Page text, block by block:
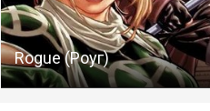
Rogue (Роуг)